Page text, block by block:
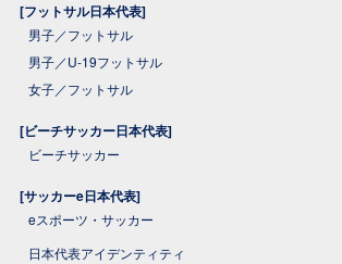
[フットサル日本代表]
男子／フットサル
男子／U-19フットサル
女子／フットサル
[ビーチサッカー日本代表]
ビーチサッカー
[サッカーe日本代表]
eスポーツ・サッカー
日本代表アイデンティティ